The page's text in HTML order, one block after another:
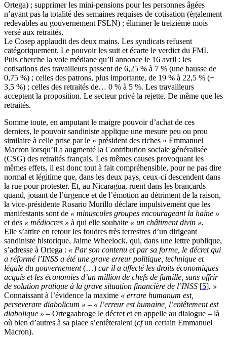
Ortega) ; supprimer les mini-pensions pour les personnes âgées
n’ayant pas la totalité des semaines requises de cotisation (également
redevables au gouvernement FSLN) ; éliminer le treizième mois
versé aux retraités.
Le Cosep applaudit des deux mains. Les syndicats refusent
catégoriquement. Le pouvoir les suit et écarte le verdict du FMI.
Puis cherche la voie médiane qu’il annonce le 16 avril : les
cotisations des travailleurs passent de 6,25 % à 7 % (une hausse de
0,75 %) ; celles des patrons, plus importante, de 19 % à 22,5 % (+
3,5 %) ; celles des retraités de… 0 % à 5 %. Les travailleurs
acceptent la proposition. Le secteur privé la rejette. De même que les
retraités.
Somme toute, en amputant le maigre pouvoir d’achat de ces
derniers, le pouvoir sandiniste applique une mesure peu ou prou
similaire à celle prise par le « président des riches » Emmanuel
Macron lorsqu’il a augmenté la Contribution sociale généralisée
(CSG) des retraités français. Les mêmes causes provoquant les
mêmes effets, il est donc tout à fait compréhensible, pour ne pas dire
normal et légitime que, dans les deux pays, ceux-ci descendent dans
la rue pour protester. Et, au Nicaragua, ruent dans les brancards
quand, jouant de l’urgence et de l’émotion au détriment de la raison,
la vice-présidente Rosario Murillo déclare impulsivement que les
manifestants sont de « minuscules groupes encourageant la haine »
et des « médiocres » à qui elle souhaite « un châtiment divin ».
Elle s’attire en retour les foudres très terrestres d’un dirigeant
sandiniste historique, Jaime Wheelock, qui, dans une lettre publique,
s’adresse à Ortega : « Par son contenu et par sa forme, le décret qui
a réformé l’INSS a été une grave erreur politique, technique et
légale du gouvernement(…) car il a affecté les droits économiques
acquis et les économies d’un million de chefs de famille, sans offrir
de solution pratique à la grave situation financière de l’INSS [5]. »
Connaissant à l’évidence la maxime « errare humanum est,
perseverare diabolicum » – « l’erreur est humaine, l’entêtement est
diabolique » – Ortegaabroge le décret et en appelle au dialogue – là
où bien d’autres à sa place s’entêteraient (cfun certain Emmanuel
Macron).